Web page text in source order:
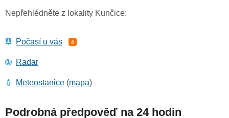
Nepřehlédněte z lokality Kunčice:
Počasí u vás 4
Radar
Meteostanice (mapa)
Podrobná předpověď na 24 hodin